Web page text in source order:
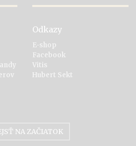
Odkazy
E-shop
Facebook
Vitis
Hubert Sekt
NA ZAČIATOK